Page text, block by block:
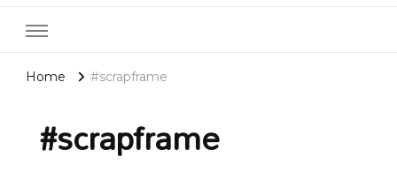
Home #scrapframe
#scrapframe